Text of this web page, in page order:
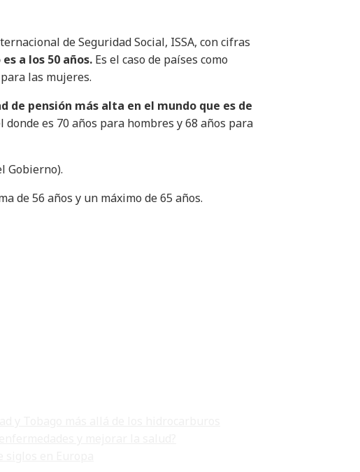
de Seguridad Social, ISSA, con cifras
a los 50 años. Es el caso de países como
las mujeres.
de pensión más alta en el mundo que es de
es 70 años para hombres y 68 años para
Gobierno).
de 56 años y un máximo de 65 años.